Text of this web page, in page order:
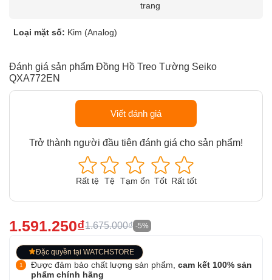
trang
Loại mặt số: Kim (Analog)
Đánh giá sản phẩm Đồng Hồ Treo Tường Seiko
QXA772EN
Viết đánh giá
Trở thành người đầu tiên đánh giá cho sản phẩm!
Rất tệ Tệ Tạm ổn Tốt Rất tốt
1.591.250₫1.675.000₫ -5%
Đặc quyền tại WATCHSTORE
Được đảm bảo chất lượng sản phẩm, cam kết 100% sản
phẩm chính hãng